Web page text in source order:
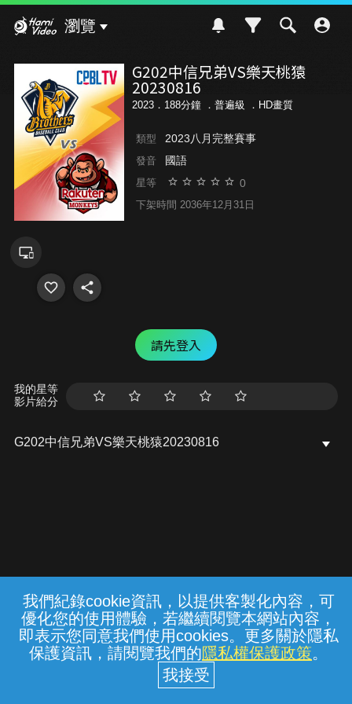
我們紀錄cookie資訊，以提供客製化內容，可
優化您的使用體驗，若繼續閱覽本網站內容，
即表示您同意我們使用cookies。更多關於隱私
保護資訊，請閱覽我們的隱私權保護政策。
瀏覽
G202中信兄弟VS樂天桃猿
20230816
2023．188分鐘 ． 普遍級 ．HD畫質
類型 2023八月完整賽事
發音 國語
星等 0
下架時間 2036年12月31日
請先登入
我的星等
影片給分
G202中信兄弟VS樂天桃猿20230816
常見問題 線上客服 服務條款 隱私權保護
中華電信股份有限公司個人家庭分公司
(統一編號：96979949) © 2026
{{notifyMsg}}